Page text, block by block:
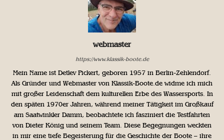
webmaster
https://www.klassik-boote.de
Mein Name ist Detlev Pickert, geboren 1957 in Berlin-Zehlendorf.
Als Gründer und Webmaster von Klassik-Boote.de widme ich mich
mit großer Leidenschaft dem kulturellen Erbe des Wassersports. In
den späten 1970er Jahren, während meiner Tätigkeit im Großkauf
am Saatwinkler Damm, beobachtete ich fasziniert die Testfahrten
von Dieter König und seinem Team. Diese Begegnungen weckten
in mir eine tiefe Begeisterung für die Geschichte der Boote – ihre